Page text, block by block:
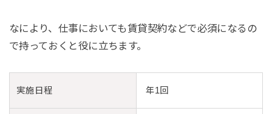
なにより、仕事においても賃貸契約などで必須になるの
で持っておくと役に立ちます。
実施日程 年1回